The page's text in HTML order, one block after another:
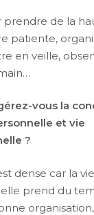
prendre de la
patiente,
en veille,
vous la
et vie
?
dense car la vie
prend du